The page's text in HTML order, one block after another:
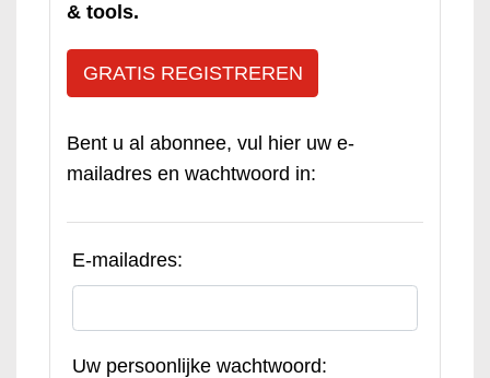
& tools.
GRATIS REGISTREREN
Bent u al abonnee, vul hier uw e-
mailadres en wachtwoord in:
E-mailadres:
Uw persoonlijke wachtwoord: